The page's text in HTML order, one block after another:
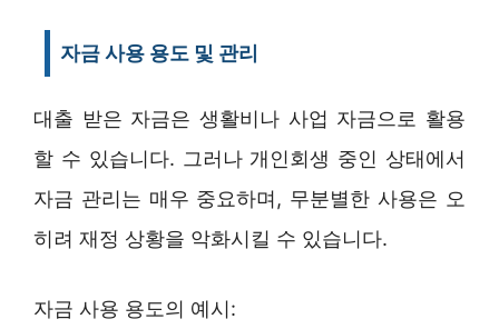
자금 사용 용도 및 관리
대출 받은 자금은 생활비나 사업 자금으로 활용
할 수 있습니다. 그러나 개인회생 중인 상태에서
자금 관리는 매우 중요하며, 무분별한 사용은 오
히려 재정 상황을 악화시킬 수 있습니다.
자금 사용 용도의 예시: